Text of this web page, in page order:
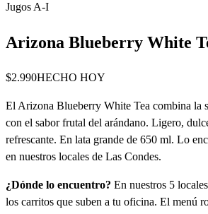
Jugos A-I
Arizona Blueberry White
$2.990HECHO HOY
El Arizona Blueberry White Tea combina la
con el sabor frutal del arándano. Ligero,
refrescante. En lata grande de 650 ml. Lo
en nuestros locales de Las Condes.
¿Dónde lo encuentro? En nuestros 5
los carritos que suben a tu oficina. El menú